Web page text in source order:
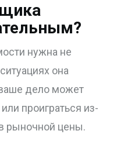
нужна не
она
дело может
проиграться из-
рыночной цены.